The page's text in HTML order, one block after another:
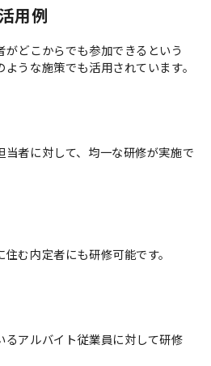
用例
どこからでも参加できるという
うな施策でも活用されています。
当者に対して、均一な研修が実施で
む内定者にも研修可能です。
るアルバイト従業員に対して研修